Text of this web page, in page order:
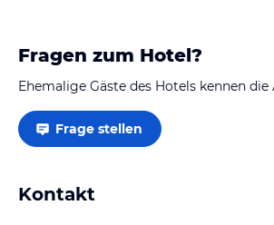
Fragen zum Hotel?
Ehemalige Gäste des Hotels kennen
Frage stellen
Kontakt